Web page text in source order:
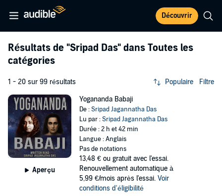
Découvrir
Résultats de "Sripad Das" dans Toutes les
catégories
1 - 20 sur 99 résultats Populaire Filtre
Aperçu
Yogananda Babaji
De :Sripad Jagannatha Das
Lu par :Sripad Jagannatha Das
Durée : 2 h et 42 min
Langue : Anglais
Pas de notations
13,48 € ou gratuit avec l'essai.
Renouvellement automatique à
5,99 €/mois après l'essai. Voir
conditions d'éligibilité